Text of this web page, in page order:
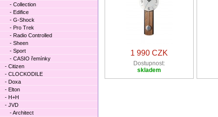
1 990 CZK
Dostupnost:
skladem
- Collection
- Edifice
- G-Shock
- Pro Trek
- Radio Controlled
- Sheen
- Sport
- CASIO řemínky
- Citizen
- CLOCKODILE
- Doxa
- Elton
- H+H
- JVD
- Architect